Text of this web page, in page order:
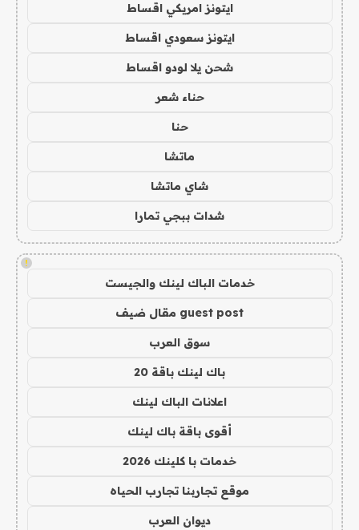
ايتونز امريكي اقساط
ايتونز سعودي اقساط
شحن يلا لودو اقساط
حناء شعر
حنا
ماتشا
شاي ماتشا
شدات ببجي تمارا
!
خدمات الباك لينك والجيست
guest post مقال ضيف
سوق العرب
باك لينك باقة 20
اعلانات الباك لينك
أقوى باقة باك لينك
خدمات با كلينك 2026
موقع تجاربنا تجارب الحياه
ديوان العرب